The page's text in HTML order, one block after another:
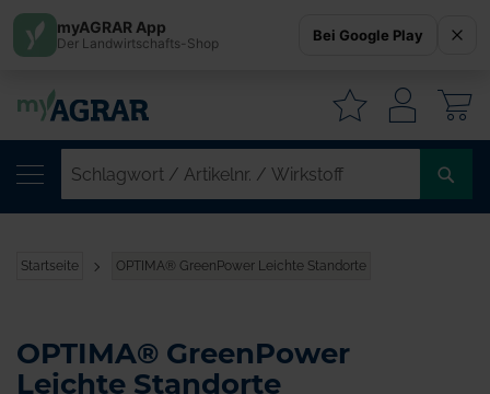
Startseite OPTIMA® GreenPower Leichte Standorte
OPTIMA® GreenPower
Leichte Standorte
myAGRAR App
Der Landwirtschafts-Shop Bei Google Play